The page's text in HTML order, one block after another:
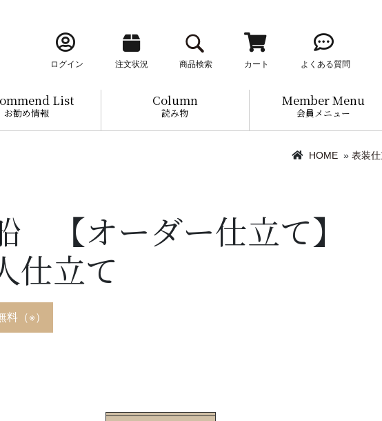
ログイン 注文状況 商品検索 カート よくある質問
List
お勧め情報
Column
読み物
Member Menu
会員メニュー
HOME » 表装
【オーダー仕立て】
仕立て
料（※）